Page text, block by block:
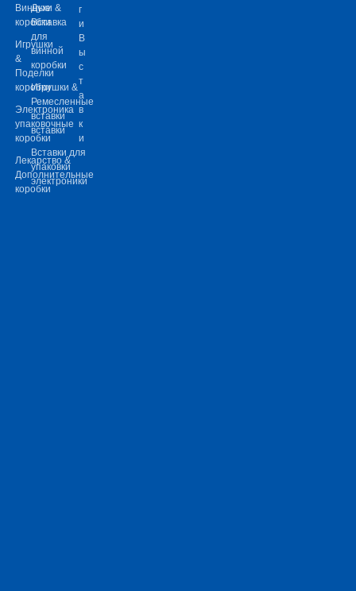
Винные
коробки
Игрушки
&
Поделки
коробки
Электроника
упаковочные
коробки
Лекарство &
Дополнительные
коробки
Духи &
Вставка
для
винной
коробки
Игрушки &
Ремесленные
вставки
вставки
Вставки для
упаковки
электроники
г
и
В
ы
с
т
а
в
к
и